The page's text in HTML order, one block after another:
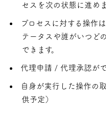
セスを次の状態に進めま
プロセスに対する操作
テータスや誰がいつど
できます。
代理申請 / 代理承認が
自身が実行した操作の
供予定）